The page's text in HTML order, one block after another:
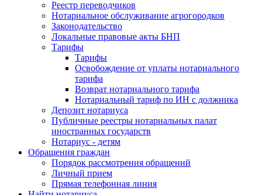
Реестр переводчиков
Нотариальное обслуживание агрогородков
Законодательство
Локальные правовые акты БНП
Тарифы
Тарифы
Освобождение от уплаты нотариального
тарифа
Возврат нотариального тарифа
Нотариальный тариф по ИН с должника
Депозит нотариуса
Публичные реестры нотариальных палат
иностранных государств
Нотариус - детям
Обращения граждан
Порядок рассмотрения обращений
Личный прием
Прямая телефонная линия